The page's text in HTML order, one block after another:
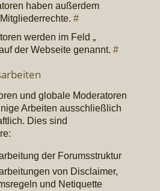
haben außerdem
#
werden im Feld „
der Webseite genannt. #
und globale Moderatoren
Arbeiten ausschließlich
Dies sind
der Forumsstruktur
von Disclaimer,
und Netiquette